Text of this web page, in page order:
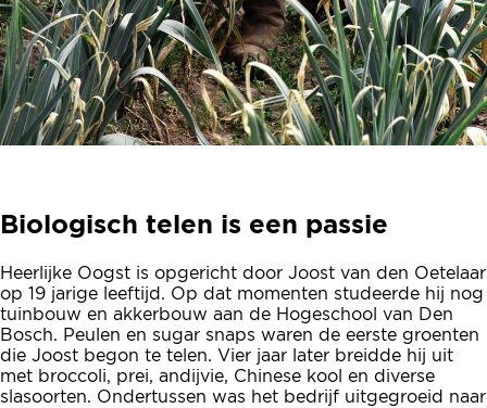
Biologisch telen is een passie
Heerlijke Oogst is opgericht door Joost van den Oetelaar
op 19 jarige leeftijd. Op dat momenten studeerde hij nog
tuinbouw en akkerbouw aan de Hogeschool van Den
Bosch. Peulen en sugar snaps waren de eerste groenten
die Joost begon te telen. Vier jaar later breidde hij uit
met broccoli, prei, andijvie, Chinese kool en diverse
slasoorten. Ondertussen was het bedrijf uitgegroeid naar